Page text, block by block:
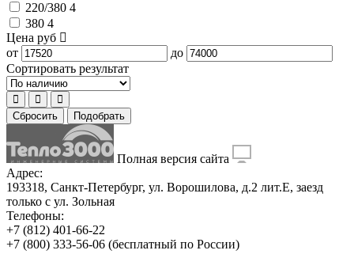
220/380 4
380 4
Цена руб
от
до
Сортировать результат
Сбросить Подобрать
Полная версия сайта
Адрес:
193318, Санкт-Петербург, ул. Ворошилова, д.2 лит.Е, заезд
только с ул. Зольная
Телефоны:
+7 (812) 401-66-22
+7 (800) 333-56-06 (бесплатный по России)